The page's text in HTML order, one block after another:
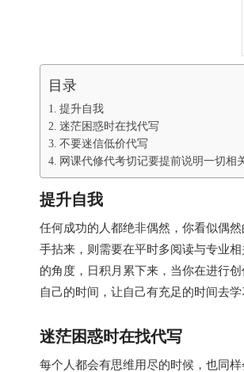
目录
提升自我
迷茫困惑时在找代写
不要迷信低价代写
网课代修代考切记要提前说明一切相
提升自我
任何成功的人都绝非偶然，你看似偶
手拈来，则需要在平时多阅读与专业
的角度，日积月累下来，当你在进行
自己的时间，让自己有充足的时间去
迷茫困惑时在找代写
每个人都会有思维用尽的时候，也同